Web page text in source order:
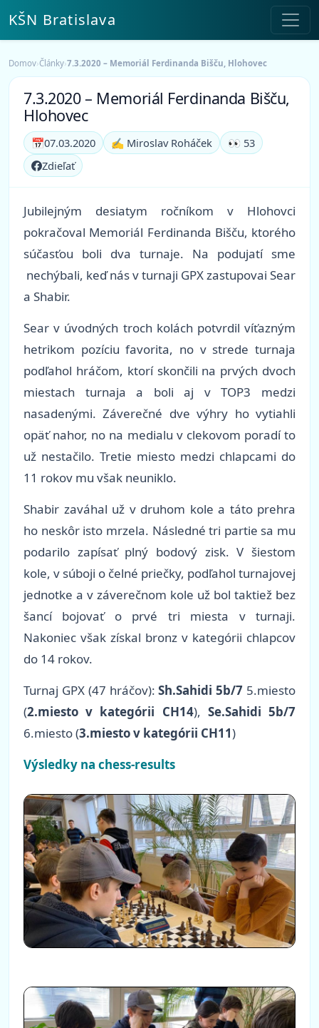
KŠN Bratislava
Domov›Články›7.3.2020 – Memoriál Ferdinanda Bišču, Hlohovec
7.3.2020 – Memoriál Ferdinanda Bišču,
Hlohovec
📅07.03.2020 ✍️ Miroslav Roháček
👀 53
Zdieľať
Jubilejným desiatym ročníkom v Hlohovci
pokračoval Memoriál Ferdinanda Bišču, ktorého
súčasťou boli dva turnaje. Na podujatí sme
nechýbali, keď nás v turnaji GPX zastupovai Sear
a Shabir.
Sear v úvodných troch kolách potvrdil víťazným
hetrikom pozíciu favorita, no v strede turnaja
podľahol hráčom, ktorí skončili na prvých dvoch
miestach turnaja a boli aj v TOP3 medzi
nasadenými. Záverečné dve výhry ho vytiahli
opäť nahor, no na medialu v clekovom poradí to
už nestačilo. Tretie miesto medzi chlapcami do
11 rokov mu však neuniklo.
Shabir zaváhal už v druhom kole a táto prehra
ho neskôr isto mrzela. Následné tri partie sa mu
podarilo zapísať plný bodový zisk. V šiestom
kole, v súboji o čelné priečky, podľahol turnajovej
jednotke a v záverečnom kole už bol taktiež bez
šancí bojovať o prvé tri miesta v turnaji.
Nakoniec však získal bronz v kategórii chlapcov
do 14 rokov.
Turnaj GPX (47 hráčov):Sh.Sahidi 5b/7 5.miesto
(2.miesto v kategórii CH14), Se.Sahidi 5b/7
6.miesto (3.miesto v kategórii CH11)
Výsledky na chess-results